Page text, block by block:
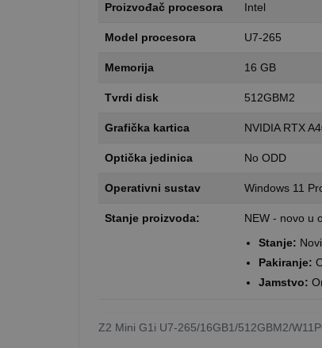
Proizvođač procesora Intel
Model procesora U7-265
Memorija 16 GB
Tvrdi disk 512GBM2
Grafička kartica NVIDIA RTX
Optička jedinica No ODD
Operativni sustav Windows 11
Stanje proizvoda:
NEW - novo u
Stanje:
Pakiranje:
Jamstvo:
Z2 Mini G1i U7-265/16GB1/512GBM2/